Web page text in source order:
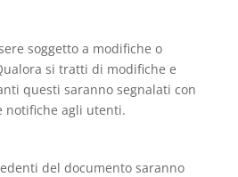
soggetto a modifiche o
si tratti di modifiche e
questi saranno segnalati con
notifiche agli utenti.
del documento saranno